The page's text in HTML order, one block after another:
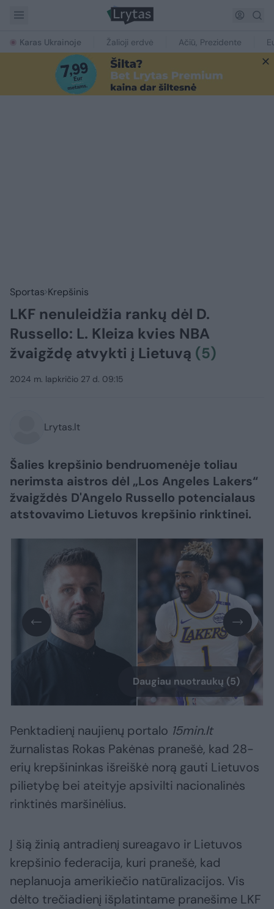
Karas Ukrainoje Žalioji erdvė Ačiū, Prezidente
Sportas Krepšinis
LKF nenuleidžia rankų dėl D.
Russello: L. Kleiza kvies NBA
žvaigždę atvykti į Lietuvą (5)
2024 m. lapkričio 27 d. 09:15
Lrytas.lt
Šalies krepšinio bendruomenėje toliau
nerimsta aistros dėl „Los Angeles Lakers“
žvaigždės D'Angelo Russello potencialaus
atstovavimo Lietuvos krepšinio rinktinei.
Daugiau nuotraukų (5)
Penktadienį naujienų portalo 15min.lt
žurnalistas Rokas Pakėnas pranešė, kad 28-
erių krepšininkas išreiškė norą gauti Lietuvos
pilietybę bei ateityje apsivilti nacionalinės
rinktinės maršinėlius.
Į šią žinią antradienį sureagavo ir Lietuvos
krepšinio federacija, kuri pranešė, kad
neplanuoja amerikiečio natūralizacijos. Vis
dėlto trečiadienį išplatintame pranešime LKF